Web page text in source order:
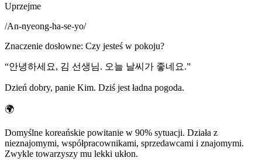
Uprzejme
/An-nyeong-ha-se-yo/
Znaczenie dosłowne: Czy jesteś w pokoju?
“안녕하세요, 김 선생님. 오늘 날씨가 좋네요.”
Dzień dobry, panie Kim. Dziś jest ładna pogoda.
🌍
Domyślne koreańskie powitanie w 90% sytuacji. Działa z
nieznajomymi, współpracownikami, sprzedawcami i znajomymi.
Zwykle towarzyszy mu lekki ukłon.